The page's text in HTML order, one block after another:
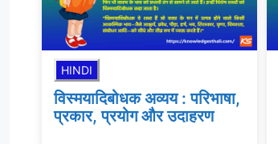
HINDI
विस्मयादिबोधक अव्यय : परिभाषा,
प्रकार, प्रयोग और उदाहरण